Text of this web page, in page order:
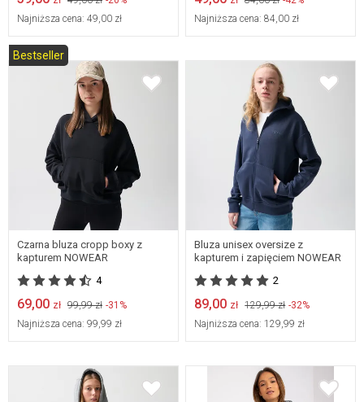
Najniższa cena: 49,00 zł
Najniższa cena: 84,00 zł
Bestseller
SMALL
X-SMALL
Czarna bluza cropp boxy z
kapturem NOWEAR
4
69,00 zł 99,99 zł -31%
Najniższa cena: 99,99 zł
X-SMALL XX-SMALL
Bluza unisex oversize z
kapturem i zapięciem NOWEAR
2
89,00 zł 129,99 zł -32%
Najniższa cena: 129,99 zł